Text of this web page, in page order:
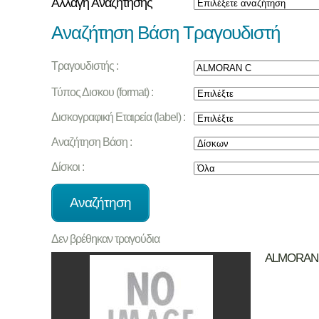
Αλλαγή Αναζήτησης
Αναζήτηση Βάση Τραγουδιστή
Τραγουδιστής :
Τύπος Δισκου (format) :
Δισκογραφική Εταιρεία (label) :
Αναζήτηση Βάση :
Δίσκοι :
Δεν βρέθηκαν τραγούδια